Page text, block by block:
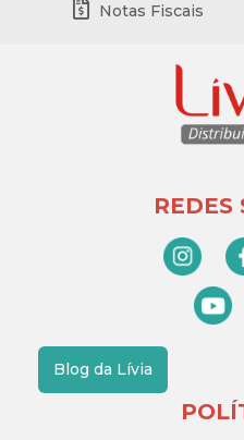
Notas Fiscais
REDES
Blog da Lívia